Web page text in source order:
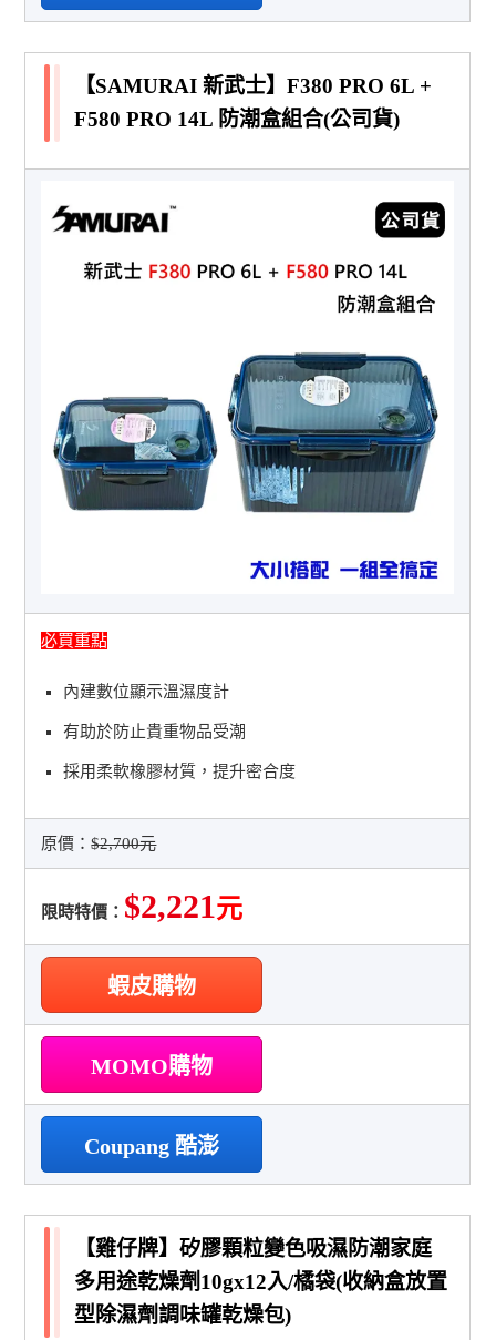
【SAMURAI 新武士】F380 PRO 6L +
F580 PRO 14L 防潮盒組合(公司貨)
必買重點
內建數位顯示溫濕度計
有助於防止貴重物品受潮
採用柔軟橡膠材質，提升密合度
原價：$2,700元
限時特價： $2,221元
蝦皮購物
MOMO購物
Coupang 酷澎
【雞仔牌】矽膠顆粒變色吸濕防潮家庭
多用途乾燥劑10gx12入/橘袋(收納盒放置
型除濕劑調味罐乾燥包)